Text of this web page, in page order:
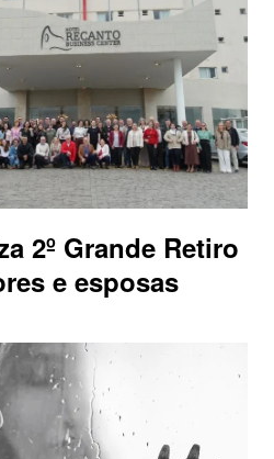
2º Grande Retiro
e esposas